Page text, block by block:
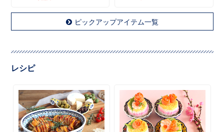
ピックアップアイテム一覧
レシピ